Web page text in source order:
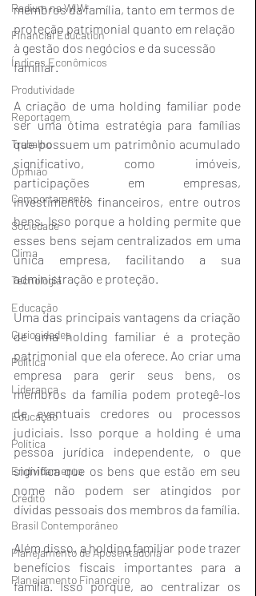
Radium na WIW
Financial Education
Índices Econômicos
Produtividade
Reportagem
Trabalho
Opinião
Comportamento
Sociedade
Clima
Tecnologia
Educação
Curiosidades
Política
Liderança
Educação
Política
Endividamento
Crédito
Brasil Contemporâneo
Planejamento de Aposentadoria
Planejamento Financeiro
membros da família, tanto em termos de
proteção patrimonial quanto em relação
à gestão dos negócios e da sucessão
familiar.
A criação de uma holding familiar pode
ser uma ótima estratégia para famílias
que possuem um patrimônio acumulado
significativo, como imóveis,
participações em empresas,
investimentos financeiros, entre outros
bens. Isso porque a holding permite que
esses bens sejam centralizados em uma
única empresa, facilitando a sua
administração e proteção.
Uma das principais vantagens da criação
de uma holding familiar é a proteção
patrimonial que ela oferece. Ao criar uma
empresa para gerir seus bens, os
membros da família podem protegê-los
de eventuais credores ou processos
judiciais. Isso porque a holding é uma
pessoa jurídica independente, o que
significa que os bens que estão em seu
nome não podem ser atingidos por
dívidas pessoais dos membros da família.
Além disso, a holding familiar pode trazer
benefícios fiscais importantes para a
família. Isso porque, ao centralizar os